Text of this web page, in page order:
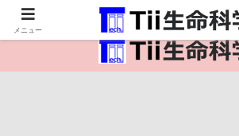
医療保健・生命・生物の情報イン
メニュー